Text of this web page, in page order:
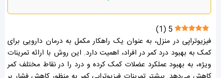
5
(
1
)
فیزیوتراپی در منزل، به عنوان یک راهکار مکمل به درمان دارویی برای
کمک به بهبود درد کمر در افراد، اهمیت دارد. این روش با ارائه تمرینات
ویژه، به بهبود عملکرد عضلات کمک کرده و درد را در نقاط مختلف کمر